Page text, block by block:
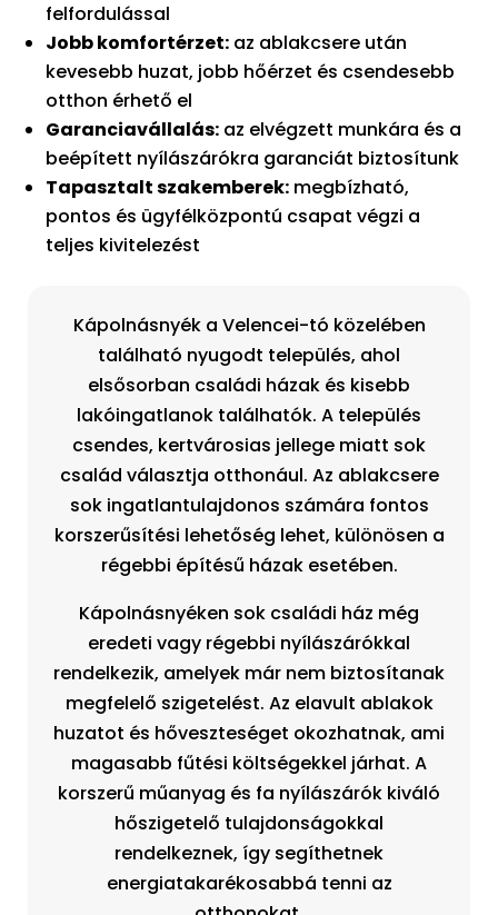
felfordulással
Jobb komfortérzet: az ablakcsere után
kevesebb huzat, jobb hőérzet és csendesebb
otthon érhető el
Garanciavállalás: az elvégzett munkára és a
beépített nyílászárókra garanciát biztosítunk
Tapasztalt szakemberek: megbízható,
pontos és ügyfélközpontú csapat végzi a
teljes kivitelezést
Kápolnásnyék a Velencei-tó közelében
található nyugodt település, ahol
elsősorban családi házak és kisebb
lakóingatlanok találhatók. A település
csendes, kertvárosias jellege miatt sok
család választja otthonául. Az ablakcsere
sok ingatlantulajdonos számára fontos
korszerűsítési lehetőség lehet, különösen a
régebbi építésű házak esetében.
Kápolnásnyéken sok családi ház még
eredeti vagy régebbi nyílászárókkal
rendelkezik, amelyek már nem biztosítanak
megfelelő szigetelést. Az elavult ablakok
huzatot és hőveszteséget okozhatnak, ami
magasabb fűtési költségekkel járhat. A
korszerű műanyag és fa nyílászárók kiváló
hőszigetelő tulajdonságokkal
rendelkeznek, így segíthetnek
energiatakarékosabbá tenni az